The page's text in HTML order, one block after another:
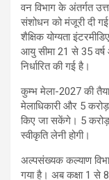
वन विभाग के अंतर्गत
संशोधन को मंजूरी दी
शैक्षिक योग्यता
आयु सीमा 21 से 35
निर्धारित की गई है।
कुम्भ मेला-2027 की
मेलाधिकारी और 5
किए जा सकेंगे। 5 करोड़
स्वीकृति लेनी होगी।
अल्पसंख्यक कल्याण
गया है। अब कक्षा 1 से